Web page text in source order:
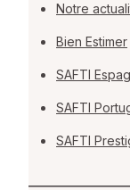
Notre
Bien Estimer
SAFTI
SAFTI
SAFTI